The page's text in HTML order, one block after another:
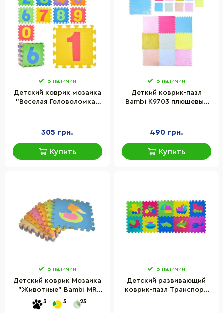
В наличии
Детский коврик мозаика
"Веселая Головоломка"
305 грн.
Купить
В наличии
Деткий коврик-пазл
Bambi K9703 плюшевый
490 грн.
Купить
В наличии
Детский коврик Мозаика
"Животные" Bambi MR
1288, 9 деталей, EVA, 31х31
см
3 5 25
В наличии
Детский развивающий
коврик-пазл Транспорт